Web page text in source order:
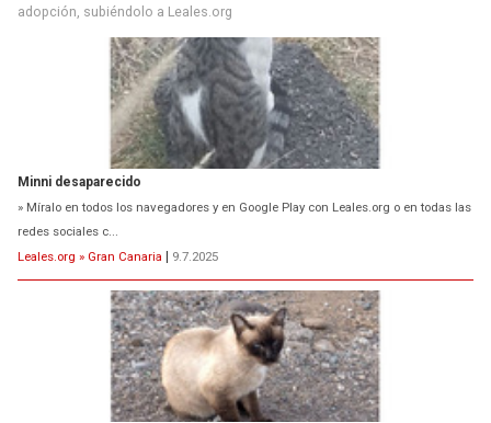
adopción, subiéndolo a Leales.org
Minni desaparecido
» Míralo en todos los navegadores y en Google Play con Leales.org o en todas las
redes sociales c...
Leales.org » Gran Canaria | 9.7.2025